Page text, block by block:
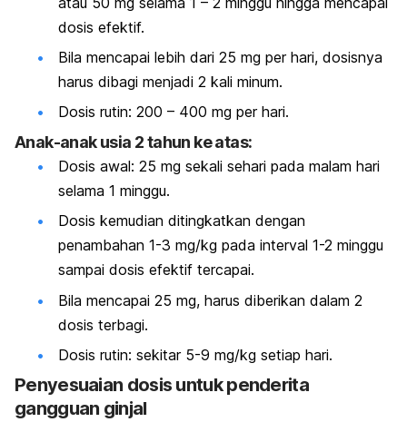
dosis efektif.
Bila mencapai lebih dari 25 mg per hari, dosisnya
harus dibagi menjadi 2 kali minum.
Dosis rutin: 200 – 400 mg per hari.
Anak-anak usia 2 tahun ke atas:
Dosis awal: 25 mg sekali sehari pada malam hari
selama 1 minggu.
Dosis kemudian ditingkatkan dengan
penambahan 1-3 mg/kg pada interval 1-2 minggu
sampai dosis efektif tercapai.
Bila mencapai 25 mg, harus diberikan dalam 2
dosis terbagi.
Dosis rutin: sekitar 5-9 mg/kg setiap hari.
Penyesuaian dosis untuk penderita
gangguan ginjal